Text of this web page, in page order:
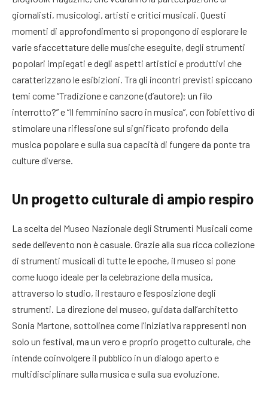
giornalisti, musicologi, artisti e critici musicali. Questi
momenti di approfondimento si propongono di esplorare le
varie sfaccettature delle musiche eseguite, degli strumenti
popolari impiegati e degli aspetti artistici e produttivi che
caratterizzano le esibizioni. Tra gli incontri previsti spiccano
temi come “Tradizione e canzone (d’autore): un filo
interrotto?” e “Il femminino sacro in musica”, con l’obiettivo di
stimolare una riflessione sul significato profondo della
musica popolare e sulla sua capacità di fungere da ponte tra
culture diverse.
Un progetto culturale di ampio respiro
La scelta del Museo Nazionale degli Strumenti Musicali come
sede dell’evento non è casuale. Grazie alla sua ricca collezione
di strumenti musicali di tutte le epoche, il museo si pone
come luogo ideale per la celebrazione della musica,
attraverso lo studio, il restauro e l’esposizione degli
strumenti. La direzione del museo, guidata dall’architetto
Sonia Martone, sottolinea come l’iniziativa rappresenti non
solo un festival, ma un vero e proprio progetto culturale, che
intende coinvolgere il pubblico in un dialogo aperto e
multidisciplinare sulla musica e sulla sua evoluzione.